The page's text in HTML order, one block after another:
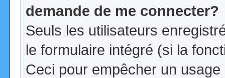
demande de me connecter?
Seuls les utilisateurs
le formulaire intégré (si la
Ceci pour empêcher un